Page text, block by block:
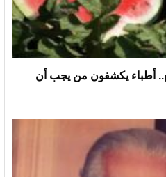
أطباء يكشفون من يجب أن